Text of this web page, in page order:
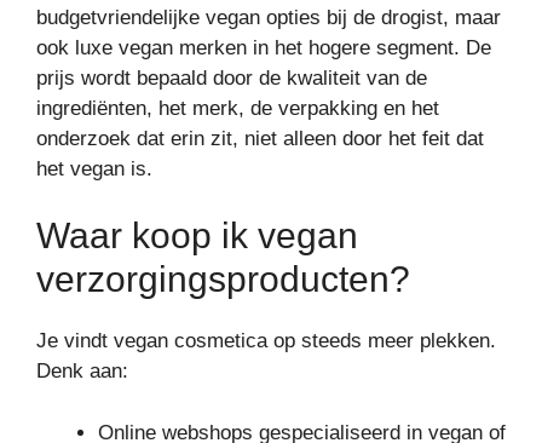
budgetvriendelijke vegan opties bij de drogist, maar
ook luxe vegan merken in het hogere segment. De
prijs wordt bepaald door de kwaliteit van de
ingrediënten, het merk, de verpakking en het
onderzoek dat erin zit, niet alleen door het feit dat
het vegan is.
Waar koop ik vegan
verzorgingsproducten?
Je vindt vegan cosmetica op steeds meer plekken.
Denk aan:
Online webshops gespecialiseerd in vegan of